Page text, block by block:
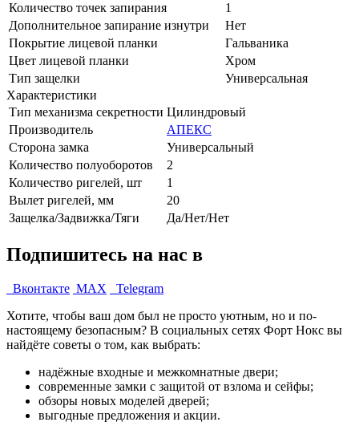
Количество точек запирания
1
Дополнительное запирание изнутри
Нет
Покрытие лицевой планки
Гальваника
Цвет лицевой планки
Хром
Тип защелки
Универсальная
Характеристики
Тип механизма секретности Цилиндровый
Производитель
АПЕКС
Сторона замка
Универсальный
Количество полуоборотов
2
Количество ригелей, шт
1
Вылет ригелей, мм
20
Защелка/Задвижка/Тяги
Да/Нет/Нет
Подпишитесь на нас в
Вконтакте MAX
Telegram
Хотите, чтобы ваш дом был не просто уютным, но и по-
настоящему безопасным? В социальных сетях Форт Нокс вы
найдёте советы о том, как выбрать:
надёжные входные и межкомнатные двери;
современные замки с защитой от взлома и сейфы;
обзоры новых моделей дверей;
выгодные предложения и акции.